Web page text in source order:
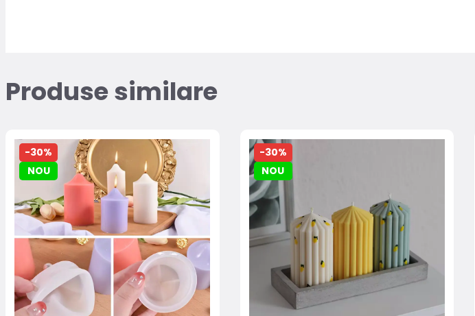
Produse similare
-30%
NOU
-30%
NOU